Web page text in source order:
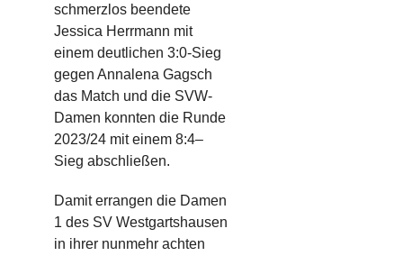
schmerzlos beendete
Jessica Herrmann mit
einem deutlichen 3:0-Sieg
gegen Annalena Gagsch
das Match und die SVW-
Damen konnten die Runde
2023/24 mit einem 8:4–
Sieg abschließen.
Damiterrangen die Damen
1 des SV Westgartshausen
in ihrernunmehr achten